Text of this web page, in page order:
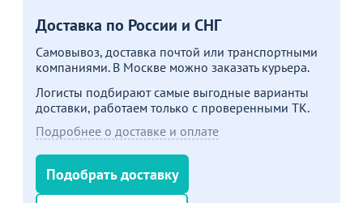
Доставка по России и СНГ
Самовывоз, доставка почтой или транспортными
компаниями. В Москве можно заказать курьера.
Логисты подбирают самые выгодные варианты
доставки, работаем только с проверенными ТК.
Подробнее о доставке и оплате
Подобрать доставку
Пожизненная
гарантия
на стулья ХИТ 20/25!
подробности
Больше не показывать это окно